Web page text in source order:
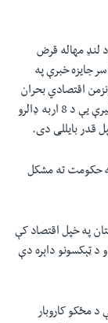
ادارې ترمنځ د 3 اربه ډالرو د لنډ مهاله قرض
په سر جایزه خبرې په
اقتصادي بحران
سره مخ دی، د ګرانۍ کچه لوړه شوې ده، د زر مبادلې ذخيرې یې د 8 اربه ډالرو
قدر بایللی دی.
حکومت ته مشکل
په خپل اقتصاد کې
د ټېکسونو داېره دې
مځکو کاروبار